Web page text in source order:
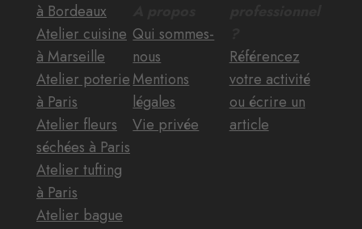
à Bordeaux
Atelier cuisine
à Marseille
Atelier poterie
à Paris
Atelier fleurs
séchées à Paris
Atelier tufting
à Paris
Atelier bague
Qui sommes-
nous
Mentions
légales
Vie privée
Référencez
votre activité
ou écrire un
article